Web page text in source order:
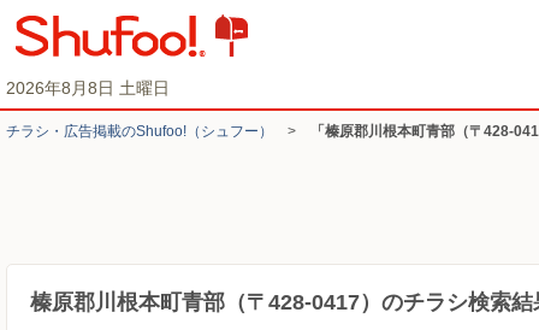
2026年8月8日 土曜日
チラシ・​広告掲載の​Shufoo!​（シュフー） > 「榛原郡川根本町青部（〒428-
榛原郡川根本町青部（〒428-0417）のチラシ検索結